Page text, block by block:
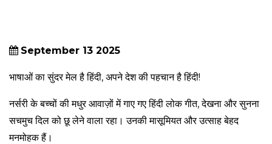
September 13 2025
भाषाओं का सुंदर मेल है हिंदी, अपने देश की पहचान है हिंदी!
नर्सरी के बच्चों की मधुर आवाज़ों में गाए गए हिंदी लोक गीत, देखना और सुनना
सचमुच दिल को छू लेने वाला रहा। उनकी मासूमियत और उत्साह बेहद
मनमोहक हैं।